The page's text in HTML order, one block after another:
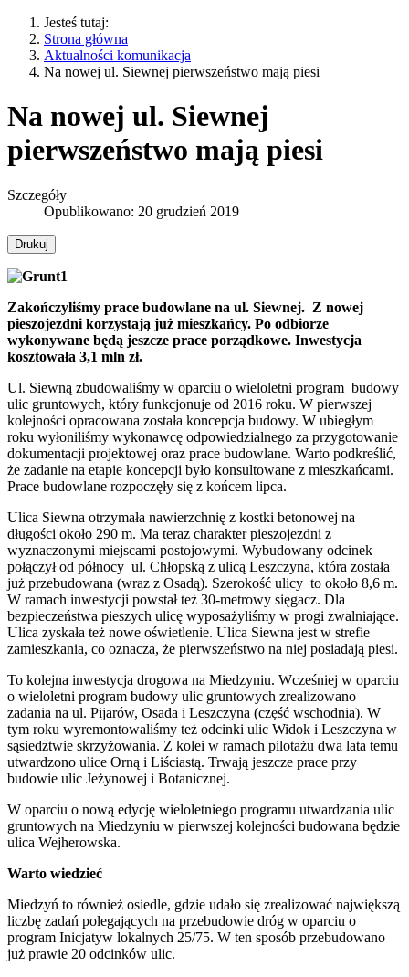
Jesteś tutaj:
Strona główna
Aktualności komunikacja
Na nowej ul. Siewnej pierwszeństwo mają piesi
Na nowej ul. Siewnej
pierwszeństwo mają piesi
Szczegóły
Opublikowano: 20 grudzień 2019
Drukuj
Zakończyliśmy prace budowlane na ul. Siewnej. Z nowej
pieszojezdni korzystają już mieszkańcy. Po odbiorze
wykonywane będą jeszcze prace porządkowe. Inwestycja
kosztowała 3,1 mln zł.
Ul. Siewną zbudowaliśmy w oparciu o wieloletni program budowy
ulic gruntowych, który funkcjonuje od 2016 roku. W pierwszej
kolejności opracowana została koncepcja budowy. W ubiegłym
roku wyłoniliśmy wykonawcę odpowiedzialnego za przygotowanie
dokumentacji projektowej oraz prace budowlane. Warto podkreślić,
że zadanie na etapie koncepcji było konsultowane z mieszkańcami.
Prace budowlane rozpoczęły się z końcem lipca.
Ulica Siewna otrzymała nawierzchnię z kostki betonowej na
długości około 290 m. Ma teraz charakter pieszojezdni z
wyznaczonymi miejscami postojowymi. Wybudowany odcinek
połączył od północy ul. Chłopską z ulicą Leszczyna, która została
już przebudowana (wraz z Osadą). Szerokość ulicy to około 8,6 m.
W ramach inwestycji powstał też 30-metrowy sięgacz. Dla
bezpieczeństwa pieszych ulicę wyposażyliśmy w progi zwalniające.
Ulica zyskała też nowe oświetlenie. Ulica Siewna jest w strefie
zamieszkania, co oznacza, że pierwszeństwo na niej posiadają piesi.
To kolejna inwestycja drogowa na Miedzyniu. Wcześniej w oparciu
o wieloletni program budowy ulic gruntowych zrealizowano
zadania na ul. Pijarów, Osada i Leszczyna (część wschodnia). W
tym roku wyremontowaliśmy też odcinki ulic Widok i Leszczyna w
sąsiedztwie skrzyżowania. Z kolei w ramach pilotażu dwa lata temu
utwardzono ulice Orną i Liściastą. Trwają jeszcze prace przy
budowie ulic Jeżynowej i Botanicznej.
W oparciu o nową edycję wieloletniego programu utwardzania ulic
gruntowych na Miedzyniu w pierwszej kolejności budowana będzie
ulica Wejherowska.
Warto wiedzieć
Miedzyń to również osiedle, gdzie udało się zrealizować największą
liczbę zadań polegających na przebudowie dróg w oparciu o
program Inicjatyw lokalnych 25/75. W ten sposób przebudowano
już prawie 20 odcinków ulic.